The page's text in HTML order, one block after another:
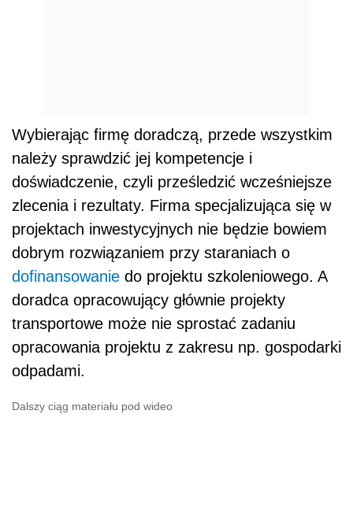
Wybierając firmę doradczą, przede wszystkim
należy sprawdzić jej kompetencje i
doświadczenie, czyli prześledzić wcześniejsze
zlecenia i rezultaty. Firma specjalizująca się w
projektach inwestycyjnych nie będzie bowiem
dobrym rozwiązaniem przy staraniach o
dofinansowanie do projektu szkoleniowego. A
doradca opracowujący głównie projekty
transportowe może nie sprostać zadaniu
opracowania projektu z zakresu np. gospodarki
odpadami.
Dalszy ciąg materiału pod wideo